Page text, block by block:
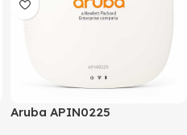
Aruba APIN0225